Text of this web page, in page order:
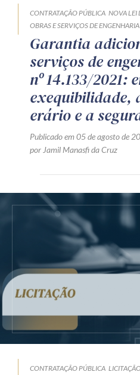
CONTRATAÇÃO PÚBLICA NOVA LEI
OBRAS E SERVIÇOS DE ENGENHARIA
Garantia
serviços de
nº 14.133/2021:
exequibilidade,
erário e a
Publicado em 05 de agosto de
por Jamil Manasfi da Cruz
CONTRATAÇÃO PÚBLICA